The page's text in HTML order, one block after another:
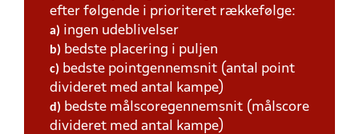
efter følgende i prioriteret rækkefølge:
a) ingen udeblivelser
b) bedste placering i puljen
c) bedste pointgennemsnit (antal point
divideret med antal kampe)
d) bedste målscoregennemsnit (målscore
divideret med antal kampe)